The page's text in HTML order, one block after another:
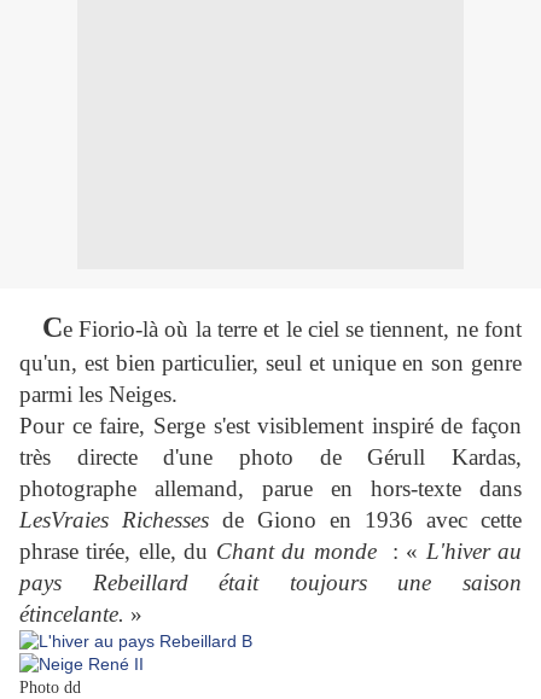
Ce Fiorio-là où la terre et le ciel se tiennent, ne font
qu'un, est bien particulier, seul et unique en son genre
parmi les Neiges.
Pour ce faire, Serge s'est visiblement inspiré de façon
très directe d'une photo de Gérull Kardas,
photographe allemand, parue en hors-texte dans
LesVraies Richesses de Giono en 1936 avec cette
phrase tirée, elle, du Chant du monde: « L'hiver au
pays Rebeillard était toujours une saison
étincelante. »
Photo dd